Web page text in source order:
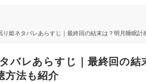
り姫ネタバレあらすじ｜最終回の結末は？明月睡眠
バレあらすじ｜最終回の結
方法も紹介